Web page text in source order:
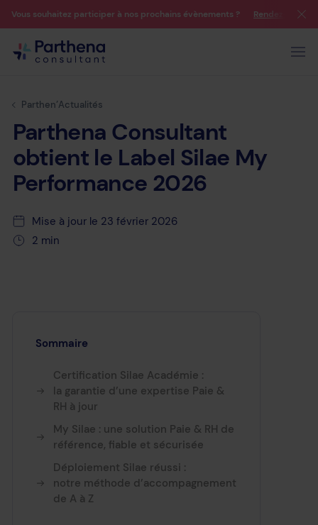
Vous souhaitez participer à nos prochains évènements ? Rendez-vous
Parthen’Actualités
Parthena Consultant
obtient le Label Silae My
Performance 2026
Mise à jour le 23 février 2026
2 min
Sommaire
Certification Silae Académie :
la garantie d’une expertise Paie &
RH à jour
My Silae : une solution Paie & RH de
référence, fiable et sécurisée
Déploiement Silae réussi :
notre méthode d’accompagnement
de A à Z